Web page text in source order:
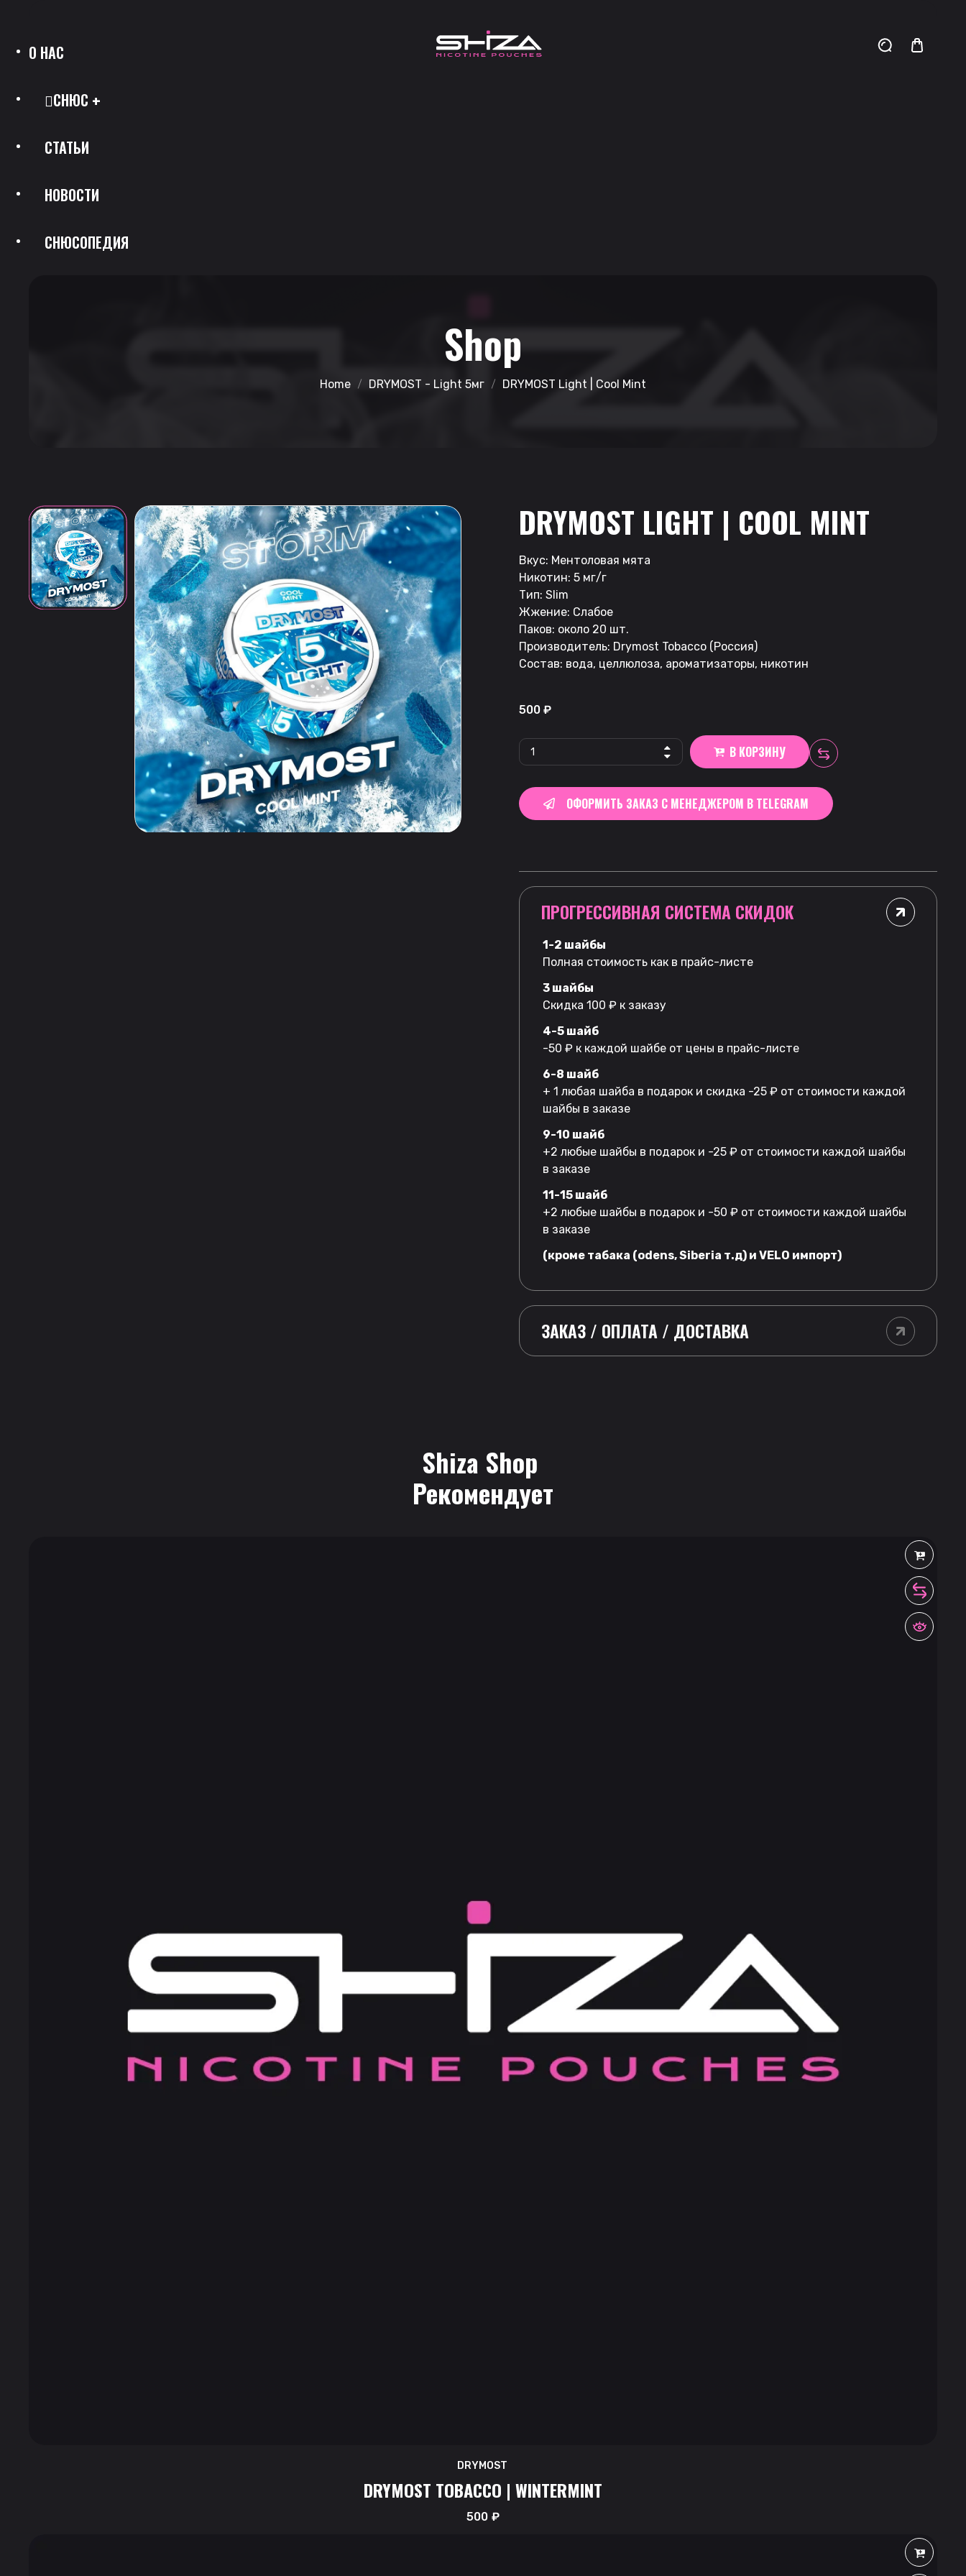
О НАС
СНЮС
СТАТЬИ
НОВОСТИ
СНЮСОПЕДИЯ
Shop
Home DRYMOST - Light 5мг DRYMOST Light | Cool Mint
DRYMOST LIGHT | COOL MINT
Вкус: Ментоловая мята
Никотин: 5 мг/г
Тип: Slim
Жжение: Слабое
Паков: около 20 шт.
Производитель: Drymost Tobacco (Россия)
Состав: вода, целлюлоза, ароматизаторы, никотин
500 ₽
В КОРЗИНУ
ОФОРМИТЬ ЗАКАЗ С МЕНЕДЖЕРОМ В TELEGRAM
ПРОГРЕССИВНАЯ СИСТЕМА СКИДОК
1-2 шайбы
Полная стоимость как в прайс-листе
3 шайбы
Скидка 100 ₽ к заказу
4-5 шайб
-50 ₽ к каждой шайбе от цены в прайс-листе
6-8 шайб
+ 1 любая шайба в подарок и скидка -25 ₽ от стоимости каждой
шайбы в заказе
9-10 шайб
+2 любые шайбы в подарок и -25 ₽ от стоимости каждой шайбы
в заказе
11-15 шайб
+2 любые шайбы в подарок и -50 ₽ от стоимости каждой шайбы
в заказе
(кроме табака (odens, Siberia т.д) и VELO импорт)
ЗАКАЗ / ОПЛАТА / ДОСТАВКА
Shiza Shop
Рекомендует
DRYMOST
DRYMOST TOBACCO | WINTERMINT
500₽